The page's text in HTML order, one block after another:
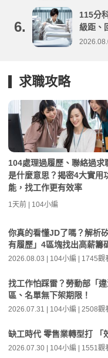
6.
115分
級距、
分析
求職攻略
104處理過履歷、聯絡過求
是什麼意思？揭密4大實用
能，找工作更有效率
1天前 | 104小編
你真的看懂JD了嗎？解析
有履歷」4區塊找出高薪籌
2026.08.03 | 104小編 | 1745觀
找工作怕踩雷？勞動部「
區、名單無下架期限！
2026.07.31 | 104小編 | 2508觀
缺工時代 零售業轉型打 「
2026.07.30 | 104小編 | 1551觀